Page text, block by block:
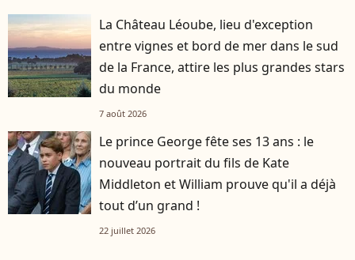
La Château Léoube, lieu d'exception
entre vignes et bord de mer dans le sud
de la France, attire les plus grandes stars
du monde
7 août 2026
Le prince George fête ses 13 ans : le
nouveau portrait du fils de Kate
Middleton et William prouve qu'il a déjà
tout d’un grand !
22 juillet 2026